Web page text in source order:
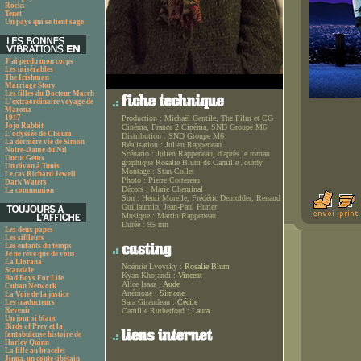
Rocks
Tenet
Un pays qui se tient sage
J'ai perdu mon corps
Les misérables
The Irishman
Marriage Story
Les filles du Docteur March
L'extraordinaire voyage de
Marona
1917
Jojo Rabbit
L'odyssée de Choum
La dernière vie de Simon
Notre-Dame du Nil
Uncut Gems
Un divan à Tunis
Le cas Richard Jewell
Dark Waters
La communion
Les deux papes
Les siffleurs
Les enfants du temps
Je ne rêve que de vous
La Llorana
Scandale
Bad Boys For Life
Cuban Network
La Voie de la justice
Les traducteurs
Revenir
Un jour si blanc
Birds of Prey et la
fantabuleuse histoire de
Harley Quinn
La fille au bracelet
Jinpa, un conte tibétain
Production : Michaël Gentile, The Film et CG
Cinéma, France 2 Cinéma, SND Groupe M6
Distribution : SND Groupe M6
Réalisation : Julien Rappeneau
Scénario : Julien Rappeneau, d'après le roman
graphique Rosalie Blum de Camille Jourdy
Montage : Stan Collet
Photo : Pierre Cottereau
Décors : Marie Cheminal
Son : Henri Morelle, Frédéric Demolder, Renaud
Guillaumin, Jean-Paul Hurier
Musique : Martin Rappeneau
Durée : 95 mn
Noémie Lvovsky : Rosalie Blum
Kyan Khojandi : Vincent
Alice Isaaz : Aude
Anémone : Simone
Sara Giraudeau : Cécile
Camille Rutherford : Laura